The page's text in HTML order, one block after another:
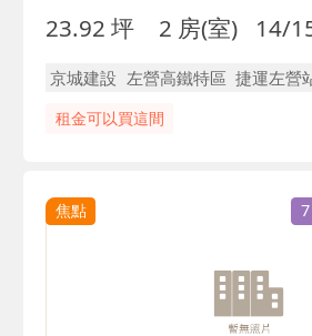
23.92 坪 2 房(室) 14/
京城建設 左營高鐵特區 捷運左營
租金可以買這間
焦點